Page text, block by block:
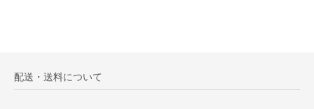
配送・送料について